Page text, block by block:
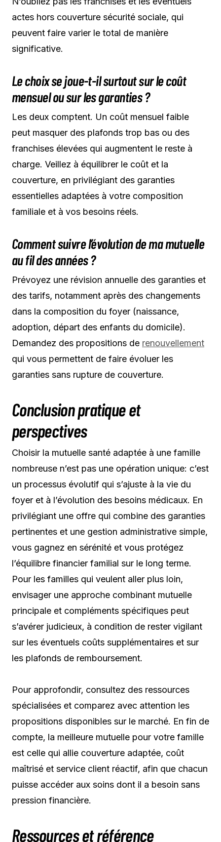
actes hors couverture sécurité sociale, qui
peuvent faire varier le total de manière
significative.
Le choix se joue-t-il surtout sur le coût
mensuel ou sur les garanties ?
Les deux comptent. Un coût mensuel faible
peut masquer des plafonds trop bas ou des
franchises élevées qui augmentent le reste à
charge. Veillez à équilibrer le coût et la
couverture, en privilégiant des garanties
essentielles adaptées à votre composition
familiale et à vos besoins réels.
Comment suivre l’évolution de ma mutuelle
au fil des années ?
Prévoyez une révision annuelle des garanties et
des tarifs, notamment après des changements
dans la composition du foyer (naissance,
adoption, départ des enfants du domicile).
Demandez des propositions de renouvellement
qui vous permettent de faire évoluer les
garanties sans rupture de couverture.
Conclusion pratique et
perspectives
Choisir la mutuelle santé adaptée à une famille
nombreuse n’est pas une opération unique: c’est
un processus évolutif qui s’ajuste à la vie du
foyer et à l’évolution des besoins médicaux. En
privilégiant une offre qui combine des garanties
pertinentes et une gestion administrative simple,
vous gagnez en sérénité et vous protégez
l’équilibre financier familial sur le long terme.
Pour les familles qui veulent aller plus loin,
envisager une approche combinant mutuelle
principale et compléments spécifiques peut
s’avérer judicieux, à condition de rester vigilant
sur les éventuels coûts supplémentaires et sur
les plafonds de remboursement.
Pour approfondir, consultez des ressources
spécialisées et comparez avec attention les
propositions disponibles sur le marché. En fin de
compte, la meilleure mutuelle pour votre famille
est celle qui allie couverture adaptée, coût
maîtrisé et service client réactif, afin que chacun
puisse accéder aux soins dont il a besoin sans
pression financière.
Ressources et référence